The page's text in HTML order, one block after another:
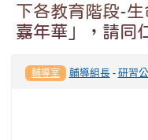
下各教育階段-
嘉年華」，請同
輔導室 輔導組長-研習